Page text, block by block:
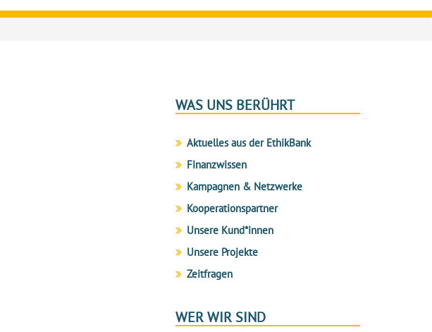
WAS UNS BERÜHRT
Aktuelles aus der EthikBank
Finanzwissen
Kampagnen & Netzwerke
Kooperationspartner
Unsere Kund*innen
Unsere Projekte
Zeitfragen
WER WIR SIND